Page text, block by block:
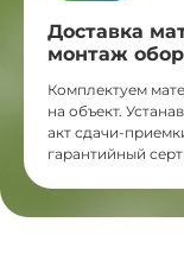
Доставка
монтаж
Комплектуем
на объект.
акт сдачи-
гарантийный